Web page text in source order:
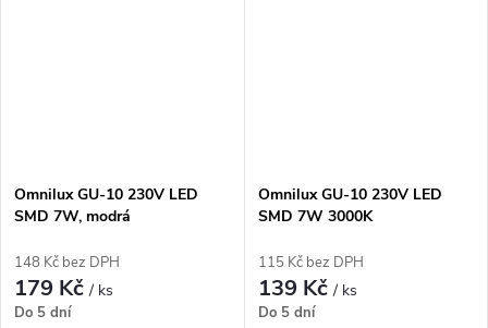
Omnilux GU-10 230V LED
SMD 7W, modrá
148 Kč bez DPH
179 Kč/ ks
Do 5 dní
Omnilux GU-10 230V LED
SMD 7W 3000K
115 Kč bez DPH
139 Kč/ ks
Do 5 dní